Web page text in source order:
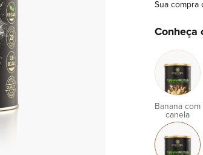
Sua
Conheça
Banana com
canela